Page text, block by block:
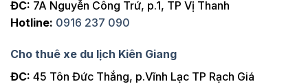
ĐC: 7A Nguyễn Công Trứ, p.1, TP Vị Thanh
Hotline: 0916 237 090
Cho thuê xe du lịch Kiên Giang
ĐC: 45 Tôn Đức Thắng, p.Vĩnh Lạc TP Rạch Giá